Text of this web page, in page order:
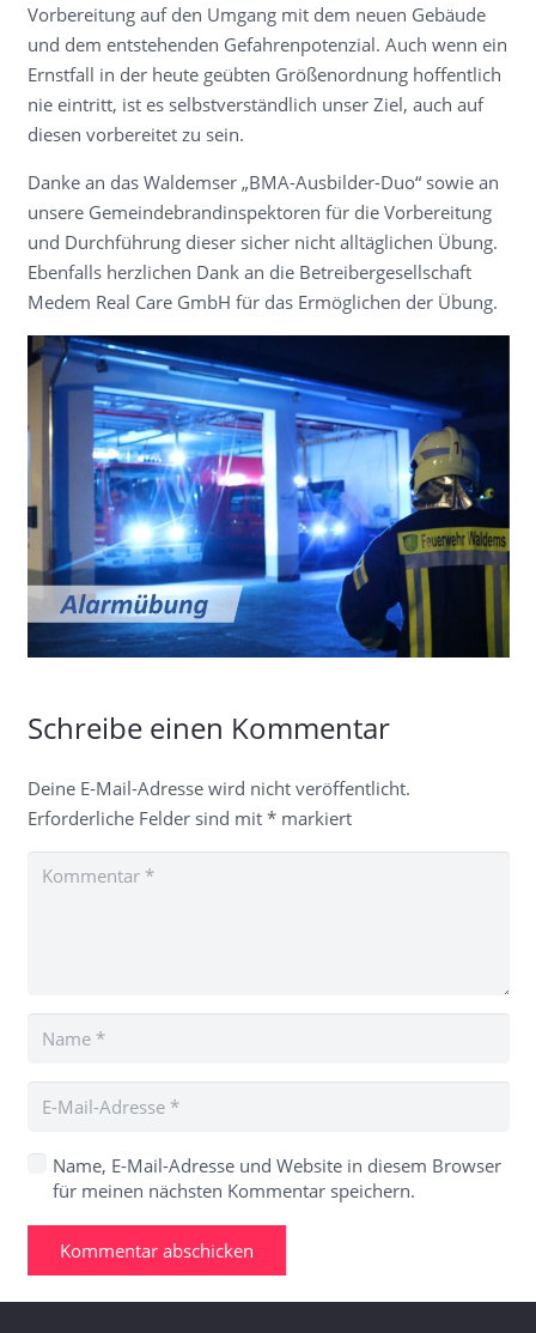
Vorbereitung auf den Umgang mit dem neuen Gebäude
und dem entstehenden Gefahrenpotenzial. Auch wenn ein
Ernstfall in der heute geübten Größenordnung hoffentlich
nie eintritt, ist es selbstverständlich unser Ziel, auch auf
diesen vorbereitet zu sein.
Danke an das Waldemser „BMA-Ausbilder-Duo“ sowie an
unsere Gemeindebrandinspektoren für die Vorbereitung
und Durchführung dieser sicher nicht alltäglichen Übung.
Ebenfalls herzlichen Dank an die Betreibergesellschaft
Medem Real Care GmbH für das Ermöglichen der Übung.
Schreibe einen Kommentar
Deine E-Mail-Adresse wird nicht veröffentlicht.
Erforderliche Felder sind mit *markiert
Name, E-Mail-Adresse und Website in diesem Browser
für meinen nächsten Kommentar speichern.
Kommentar abschicken